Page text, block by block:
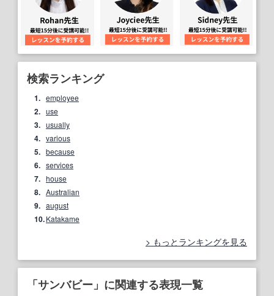
検索ランキング
1. employee
2. use
3. usually
4. various
5. because
6. services
7. house
8. Australian
9. august
10.Katakame
もっとランキングを見る
「サンバビー」に関連する表現一覧